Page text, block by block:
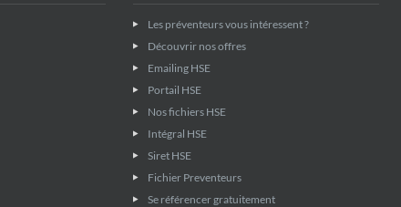
Les préventeurs vous intéressent ?
Découvrir nos offres
Emailing HSE
Portail HSE
Nos fichiers HSE
Intégral HSE
Siret HSE
Fichier Preventeurs
Se référencer gratuitement